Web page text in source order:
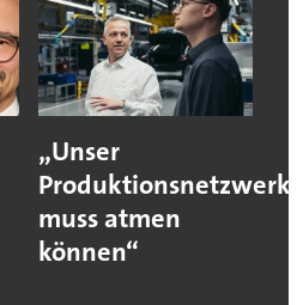
„Unser
Produktionsnetzwerk
muss atmen
können“